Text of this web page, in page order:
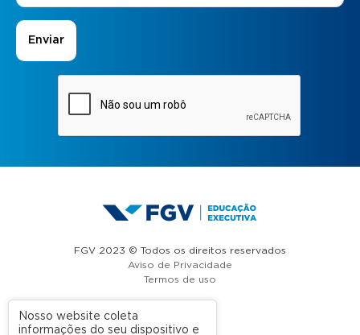
FGV 2023 © Todos os direitos reservados
Aviso de Privacidade
Termos de uso
Nosso website coleta
informações do seu dispositivo e